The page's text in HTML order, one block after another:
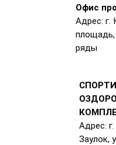
Офис
Адрес: г.
площадь,
ряды
Адрес:
Заулок,